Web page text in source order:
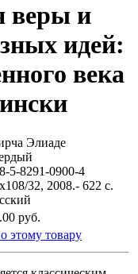
веры и
идей:
века
Элиаде
5-8291-0900-4
32, 2008.- 622 с.
руб.
этому товару